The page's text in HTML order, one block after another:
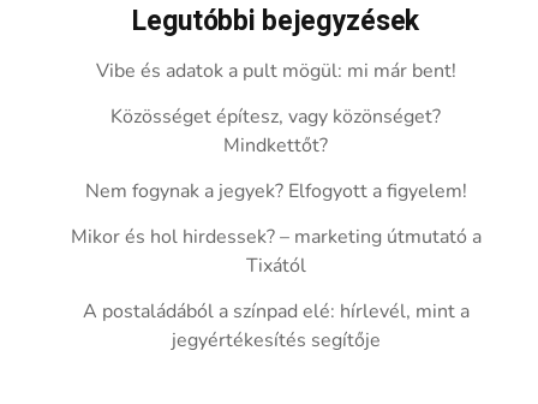
Legutóbbi bejegyzések
Vibe és adatok a pult mögül: mi már bent!
Közösséget építesz, vagy közönséget?
Mindkettőt?
Nem fogynak a jegyek? Elfogyott a figyelem!
Mikor és hol hirdessek? – marketing útmutató a
Tixától
A postaládából a színpad elé: hírlevél, mint a
jegyértékesítés segítője